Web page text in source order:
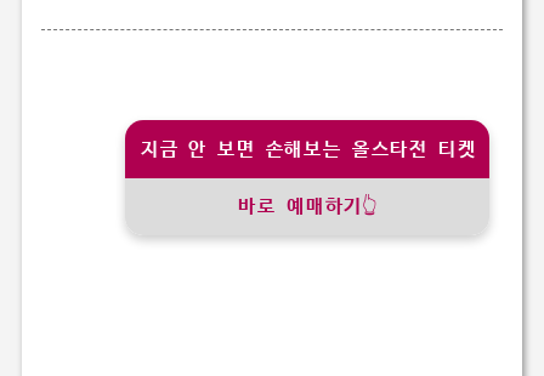
지금 안 보면 손해보는 올스타전 티켓
바로 예매하기👆